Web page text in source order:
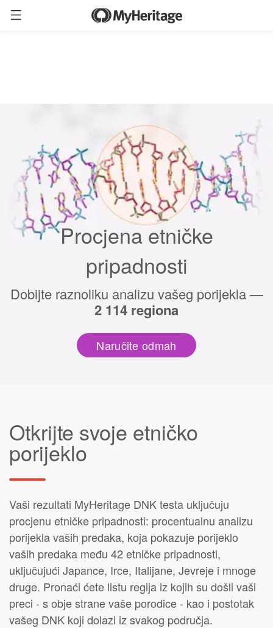
Procjena etničke
pripadnosti
Dobijte raznoliku analizu vašeg porijekla —
2 114 regiona
Naručite odmah
Otkrijte svoje etničko
porijeklo
Vaši rezultati MyHeritage DNK testa uključuju
procjenu etničke pripadnosti: procentualnu analizu
porijekla vaših predaka, koja pokazuje porijeklo
vaših predaka među 42 etničke pripadnosti,
uključujući Japance, Irce, Italijane, Jevreje i mnoge
druge. Pronaći ćete listu regija iz kojih su došli vaši
preci - s obje strane vaše porodice - kao i postotak
vašeg DNK koji dolazi iz svakog područja.